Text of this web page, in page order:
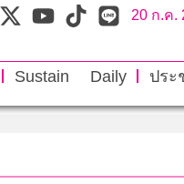
20 ก.ค.
Sustain Daily ประ